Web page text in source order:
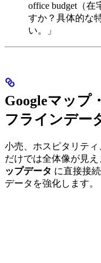
office budget（
すか？具体的な
い。」
Googleマップ
フラインデー
小売、ホスピタリテ
だけでは全体像が見
ップデータ に直接接
データを強化します。